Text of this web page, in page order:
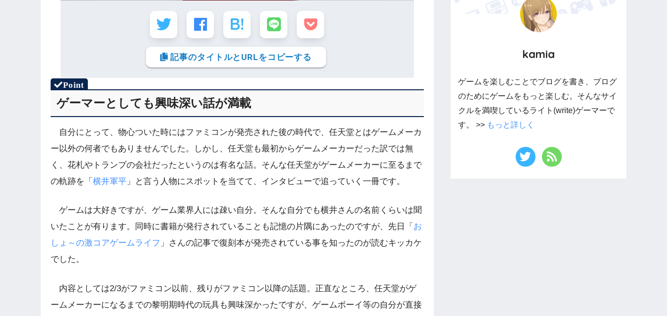
記事のタイトルとURLをコピーする
ゲーマーとしても興味深い話が満載
自分にとって、物心ついた時にはファミコンが発売された後の時代で、任天堂とはゲームメーカ
ー以外の何者でもありませんでした。しかし、任天堂も最初からゲームメーカーだった訳では無
く、花札やトランプの会社だったというのは有名な話。そんな任天堂がゲームメーカーに至るまで
の軌跡を「 横井軍平 」と言う人物にスポットを当てて、インタビューで追っていく一冊です。
ゲームは大好きですが、ゲーム業界人には疎い自分。そんな自分でも横井さんの名前くらいは聞
いたことが有ります。同時に書籍が発行されていることも記憶の片隅にあったのですが、先日「 お
しょ～の激コアゲームライフ 」さんの記事で復刻本が発売されている事を知ったのが読むキッカケ
でした。
内容としては2/3がファミコン以前、残りがファミコン以降の話題。正直なところ、任天堂がゲ
ームメーカーになるまでの黎明期時代の玩具も興味深かったですが、ゲームボーイ等の自分が直接
kamia
ゲームを楽しむことでブログを書き、ブログ
のためにゲームをもっと楽しむ。そんなサイ
クルを満喫しているライト(write)ゲーマーで
す。 >> もっと詳しく